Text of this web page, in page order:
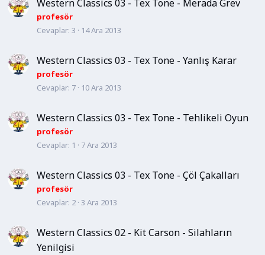
Western Classics 03 - Tex Tone - Merada Grev
profesör
Cevaplar 3 14 Ara 2013
Western Classics 03 - Tex Tone - Yanlış Karar
profesör
Cevaplar 7 10 Ara 2013
Western Classics 03 - Tex Tone - Tehlikeli Oyun
profesör
Cevaplar 1 7 Ara 2013
Western Classics 03 - Tex Tone - Çöl Çakalları
profesör
Cevaplar 2 3 Ara 2013
Western Classics 02 - Kit Carson - Silahların
Yenilgisi